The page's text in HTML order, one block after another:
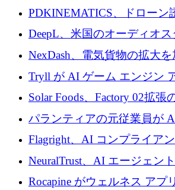
大に​​ 100 万ユーロを確保
PDKINEMATICS、ドローン
200 万ユーロを調達
DeepL、米国のオーディオ
ーミング事業Mixhaloを買収
NexDash、電気貨物の拡大
EIT Urban Mobilityから250
Tryll が AI ゲーム エンジン
ースし、60 万ドルのプレシ
Solar Foods、Factory 02拡張
ーロの資金調達パッケージ
パランティアの元従業員が
ズ スタートアップの Conduct
を調達
Flagright、AI コンプライア
ームを拡張するためにシリー
ドルを確保
NeuralTrust、AI エージェン
ラットフォームの拡張に
Rocapine がウェルネス アプ